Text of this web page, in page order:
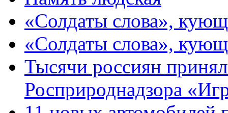
«Солдаты слова»,
«Солдаты слова»,
Тысячи россиян
Росприроднадзора